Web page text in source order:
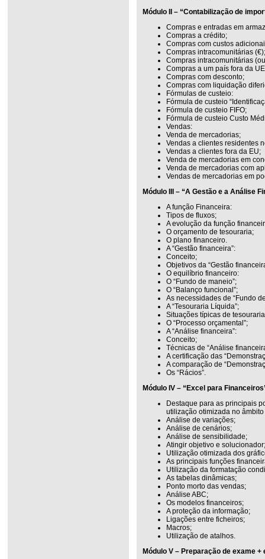
Módulo II – “Contabilização de
Compras e entradas em
Compras a crédito;
Compras com custos
Compras intracomunitárias (€);
Compras intracomunitárias
Compras a um país fora da
Compras com desconto;
Compras com liquidação
Fórmulas de custeio:
Fórmula de custeio
Fórmula de custeio FIFO;
Fórmula de custeio Custo
Vendas:
Venda de mercadorias;
Vendas a clientes residentes
Vendas a clientes fora da EU;
Venda de mercadorias em
Venda de mercadorias com
Vendas de mercadorias em
Módulo III – “A Gestão e a Análise
A função Financeira:
Tipos de fluxos;
A evolução da função
O orçamento de tesouraria;
O plano financeiro.
A “Gestão financeira”:
Conceito;
Objetivos da “Gestão
O equilíbrio financeiro:
O “Fundo de maneio”;
O “Balanço funcional”;
As necessidades de “Fundo
A “Tesouraria Líquida”;
Situações típicas de
O “Processo orçamental”;
A “Análise financeira”:
Conceito;
Técnicas de “Análise
A certificação das
A comparação de
Os “Rácios”.
Módulo IV – “Excel para
Destaque para as principais
utilização otimizada no
Análise de variações;
Análise de cenários;
Análise de sensibilidade;
Atingir objetivo e solucionador;
Utilização otimizada dos
As principais funções
Utilização da formatação
As tabelas dinâmicas;
Ponto morto das vendas;
Análise ABC;
Os modelos financeiros;
A proteção da informação;
Ligações entre ficheiros;
Macros;
Utilização de atalhos.
Módulo V – Preparação de exame